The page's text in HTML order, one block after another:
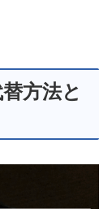
方法と